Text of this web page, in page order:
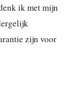
ik met mijn
zijn voor